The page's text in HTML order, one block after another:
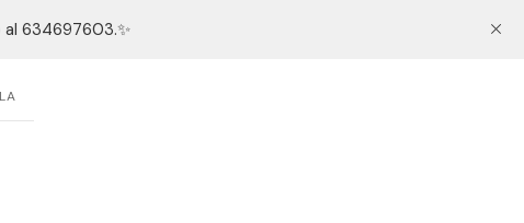
al 634697603.✨